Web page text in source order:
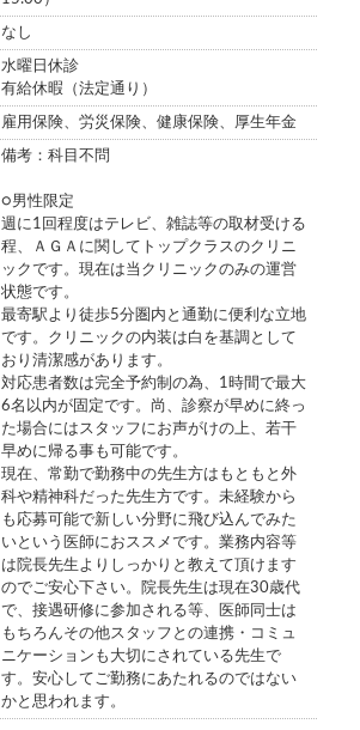
なし
水曜日休診
有給休暇（法定通り）
雇用保険、労災保険、健康保険、厚生年金
備考：科目不問
○男性限定
週に1回程度はテレビ、雑誌等の取材受ける
程、ＡＧＡに関してトップクラスのクリニ
ックです。現在は当クリニックのみの運営
状態です。
最寄駅より徒歩5分圏内と通勤に便利な立地
です。クリニックの内装は白を基調として
おり清潔感があります。
対応患者数は完全予約制の為、1時間で最大
6名以内が固定です。尚、診察が早めに終っ
た場合にはスタッフにお声がけの上、若干
早めに帰る事も可能です。
現在、常勤で勤務中の先生方はもともと外
科や精神科だった先生方です。未経験から
も応募可能で新しい分野に飛び込んでみた
いという医師におススメです。業務内容等
は院長先生よりしっかりと教えて頂けます
のでご安心下さい。院長先生は現在30歳代
で、接遇研修に参加される等、医師同士は
もちろんその他スタッフとの連携・コミュ
ニケーションも大切にされている先生で
す。安心してご勤務にあたれるのではない
かと思われます。